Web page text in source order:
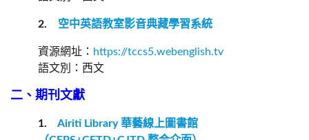
2. 空中英語教室影音典藏學習系統
資源網址： https://tccs5.webenglish.tv
語文別：西文
二、期刊文獻
1. Airiti Library華藝線上圖書館